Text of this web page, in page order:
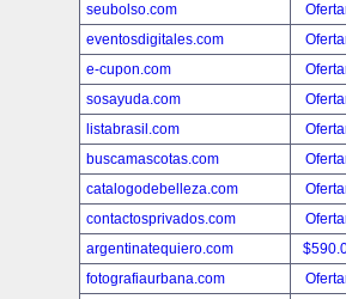
seubolso.com
eventosdigitales.com
e-cupon.com
sosayuda.com
listabrasil.com
buscamascotas.com
catalogodebelleza.com
contactosprivados.com
argentinatequiero.com
fotografiaurbana.com